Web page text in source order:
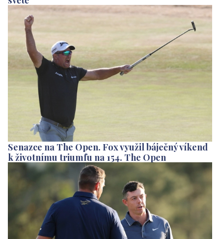
Senazce na The Open. Fox využil báječný víkend
k životnímu triumfu na 154. The Open